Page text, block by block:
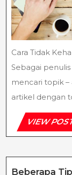
Cara Tidak
Sebagai
mencari topik –
artikel dengan
VIEW
Beberapa